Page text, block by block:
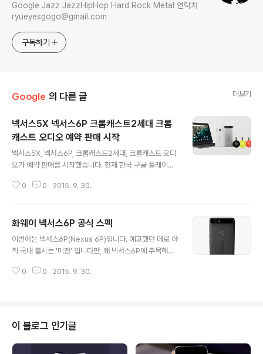
Google Jazz JazzHipHop Hard Rock Metal 연락처
ryueyesgogo@gmail.com
구독하기
Google 의 다른 글 더보기
넥서스5X 넥서스6P 크롬캐스트2세대 크롬
캐스트 오디오 예약 판매 시작
넥서스5X, 넥서스6P, 크롬캐스트2세대, 크롬캐스트 오디
오가 예약 판매를 시작했습니다. 현재 한국 구글 플레이에
GB가 50만 9천원, 32GB가 56만 9천원으로 두 기기의
랙), 쿼츠(화이트), 아이스(아이스블루) 총 3가지로 나왔으
며, 화이트와 아이스는 올-컬러가 아닌 전작인 넥서스5 2
013과 같은 하프-컬러 디자인입니다. 구글은 레퍼런스 외
구글 플레이 링크입니다. quick links2nd gen. Chrom
0 0 2015. 9. 30.
화웨이 넥서스6P 공식 스펙
이번에는 넥서스6P(Nexus 6P)입니다. 예고했던 데로 아
직 국내 출시는 '미정' 입니다만, 왜 넥서스6P에 주목해야
국에서는 LG 라는 브랜드 네이밍에 넥서스5X가 더 선호
55 μm pixels f/2.0 aperture IR Laster assisted a
utofocus 4K video captureFront Camera8MP 1.4
µm pixels f/2.4 apertureProcessorsQualcomm
0 0 2015. 9. 30.
이 블로그 인기글